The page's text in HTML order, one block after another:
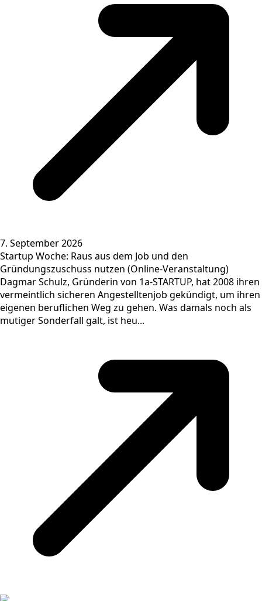
7. September 2026
Startup Woche: Raus aus dem Job und den
Gründungszuschuss nutzen (Online-Veranstaltung)
Dagmar Schulz, Gründerin von 1a-STARTUP, hat 2008 ihren
vermeintlich sicheren Angestelltenjob gekündigt, um ihren
eigenen beruflichen Weg zu gehen. Was damals noch als
mutiger Sonderfall galt, ist heu...